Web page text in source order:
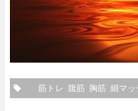
筋トレ 腹筋 胸筋 細マッ